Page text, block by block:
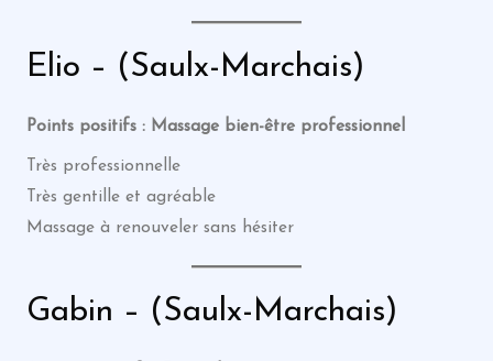
Elio – (Saulx-Marchais)
Points positifs : Massage bien-être professionnel
Très professionnelle
Très gentille et agréable
Massage à renouveler sans hésiter
Gabin – (Saulx-Marchais)